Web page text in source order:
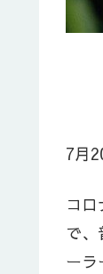
7月
コ
で
ーラ